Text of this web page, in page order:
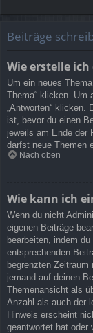
Beiträge
Wie erstelle
Um ein neues
Thema“ klicken. Um
„Antworten“ klicken.
ist, bevor du einen
jeweils am Ende der
darfst neue Themen
Nach oben
Wie kann ich
Wenn du nicht
eigenen Beiträge
bearbeiten, indem
entsprechenden
begrenzten
jemand auf deinen
Themenansicht als
Anzahl als auch der
Hinweis erscheint
geantwortet hat oder